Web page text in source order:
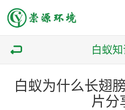
白蚁知
白蚁为什么长翅
片分